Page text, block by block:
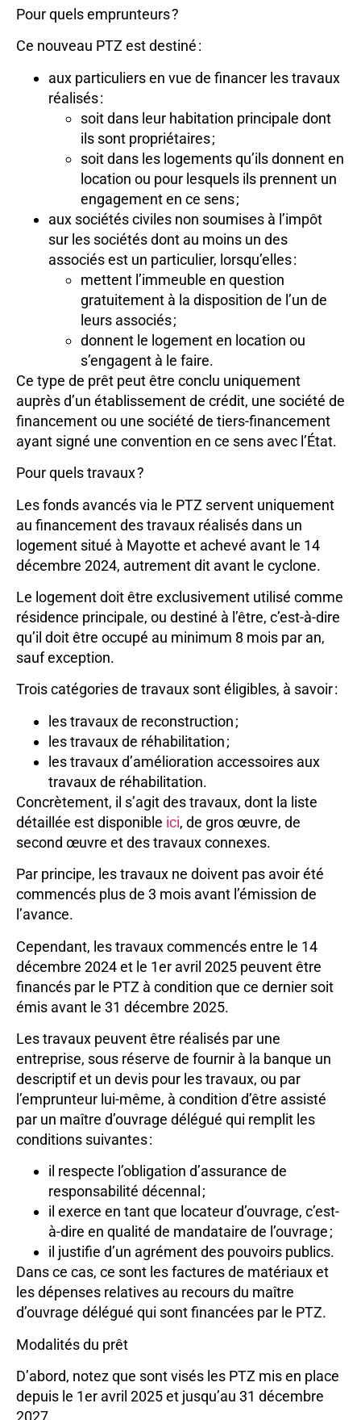
Pour quels emprunteurs ?
Ce nouveau PTZ est destiné :
aux particuliers en vue de financer les travaux
réalisés :
soit dans leur habitation principale dont
ils sont propriétaires ;
soit dans les logements qu’ils donnent en
location ou pour lesquels ils prennent un
engagement en ce sens ;
aux sociétés civiles non soumises à l’impôt
sur les sociétés dont au moins un des
associés est un particulier, lorsqu’elles :
mettent l’immeuble en question
gratuitement à la disposition de l’un de
leurs associés ;
donnent le logement en location ou
s’engagent à le faire.
Ce type de prêt peut être conclu uniquement
auprès d’un établissement de crédit, une société de
financement ou une société de tiers-financement
ayant signé une convention en ce sens avec l’État.
Pour quels travaux ?
Les fonds avancés via le PTZ servent uniquement
au financement des travaux réalisés dans un
logement situé à Mayotte et achevé avant le 14
décembre 2024, autrement dit avant le cyclone.
Le logement doit être exclusivement utilisé comme
résidence principale, ou destiné à l’être, c’est-à-dire
qu’il doit être occupé au minimum 8 mois par an,
sauf exception.
Trois catégories de travaux sont éligibles, à savoir :
les travaux de reconstruction ;
les travaux de réhabilitation ;
les travaux d’amélioration accessoires aux
travaux de réhabilitation.
Concrètement, il s’agit des travaux, dont la liste
détaillée est disponible ici, de gros œuvre, de
second œuvre et des travaux connexes.
Par principe, les travaux ne doivent pas avoir été
commencés plus de 3 mois avant l’émission de
l’avance.
Cependant, les travaux commencés entre le 14
décembre 2024 et le 1er avril 2025 peuvent être
financés par le PTZ à condition que ce dernier soit
émis avant le 31 décembre 2025.
Les travaux peuvent être réalisés par une
entreprise, sous réserve de fournir à la banque un
descriptif et un devis pour les travaux, ou par
l’emprunteur lui-même, à condition d’être assisté
par un maître d’ouvrage délégué qui remplit les
conditions suivantes :
il respecte l’obligation d’assurance de
responsabilité décennal ;
il exerce en tant que locateur d’ouvrage, c’est-
à-dire en qualité de mandataire de l’ouvrage ;
il justifie d’un agrément des pouvoirs publics.
Dans ce cas, ce sont les factures de matériaux et
les dépenses relatives au recours du maître
d’ouvrage délégué qui sont financées par le PTZ.
Modalités du prêt
D’abord, notez que sont visés les PTZ mis en place
depuis le 1er avril 2025 et jusqu’au 31 décembre
2027.